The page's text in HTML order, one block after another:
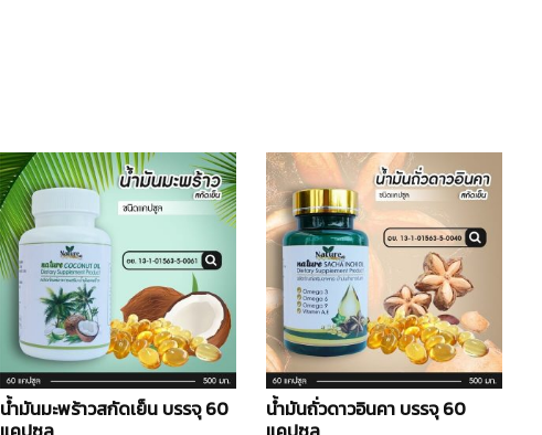
น้ำมันมะพร้าวสกัดเย็น บรรจุ 60
น้ำมันถั่วดาวอินคา บรรจุ 60